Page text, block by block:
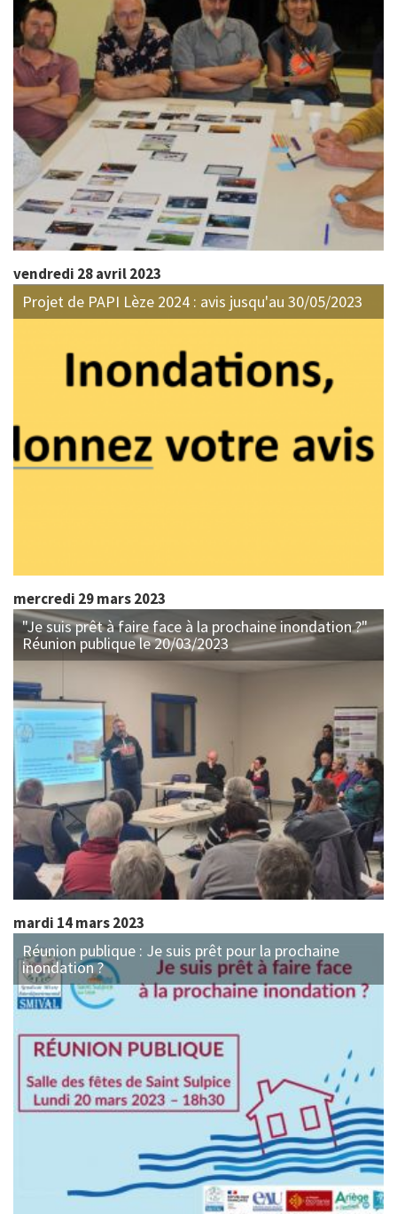
vendredi 28 avril 2023
Projet de PAPI Lèze 2024 : avis jusqu'au 30/05/2023
mercredi 29 mars 2023
"Je suis prêt à faire face à la prochaine inondation ?"
Réunion publique le 20/03/2023
mardi 14 mars 2023
Réunion publique : Je suis prêt pour la prochaine
inondation ?